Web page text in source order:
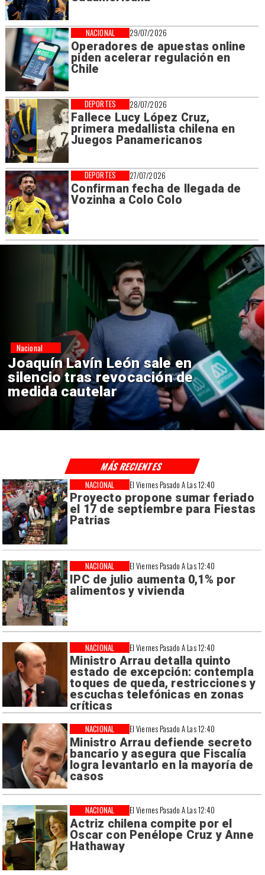
29/07/2026
Operadores de apuestas online
piden acelerar regulación en
Chile
NACIONAL
28/07/2026
Fallece Lucy López Cruz,
primera medallista chilena en
Juegos Panamericanos
DEPORTES
27/07/2026
Confirman fecha de llegada de
Vozinha a Colo Colo
DEPORTES
Chile y Venezuela formalizan
reinicio de relaciones
consulares
Nacional
El Viernes Pasado A Las 12:40
Proyecto propone sumar feriado
el 17 de septiembre para Fiestas
Patrias
NACIONAL
El Viernes Pasado A Las 12:40
IPC de julio aumenta 0,1% por
alimentos y vivienda
NACIONAL
El Viernes Pasado A Las 12:40
Ministro Arrau detalla quinto
estado de excepción: contempla
toques de queda, restricciones y
escuchas telefónicas en zonas
críticas
NACIONAL
El Viernes Pasado A Las 12:40
Ministro Arrau defiende secreto
bancario y asegura que Fiscalía
logra levantarlo en la mayoría de
casos
NACIONAL
El Viernes Pasado A Las 12:40
Actriz chilena compite por el
Oscar con Penélope Cruz y Anne
Hathaway
NACIONAL
MÁS RECIENTES